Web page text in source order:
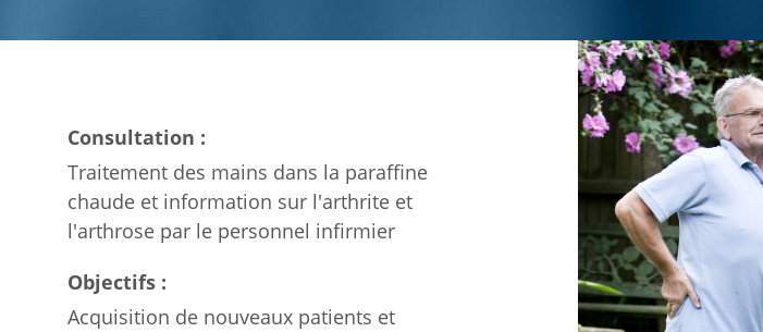
Consultation :
Traitement des mains dans la paraffine
chaude et information sur l'arthrite et
l'arthrose par le personnel infirmier
Objectifs :
Acquisition de nouveaux patients et